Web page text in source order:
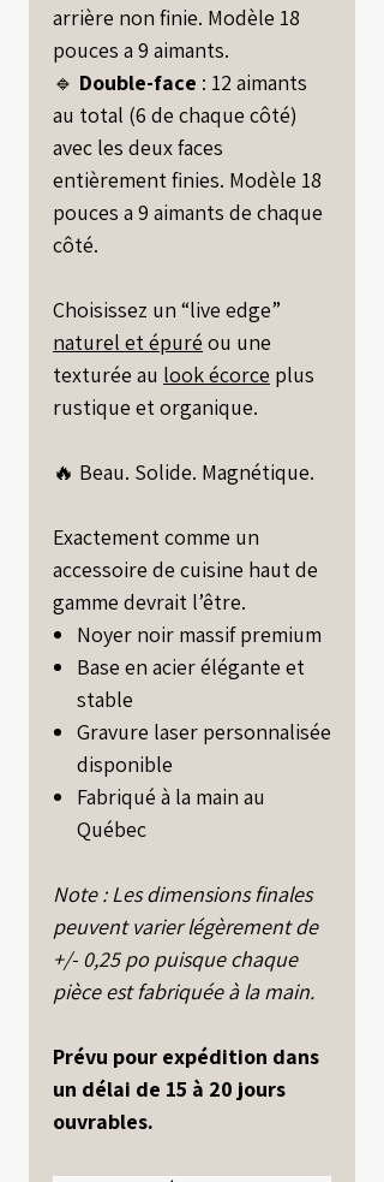
arrière non finie. Modèle 18
pouces a 9 aimants.
🔹 Double-face : 12 aimants
au total (6 de chaque côté)
avec les deux faces
entièrement finies. Modèle 18
pouces a 9 aimants de chaque
côté.
Choisissez un “live edge”
naturel et épuré ou une
texturée au look écorce plus
rustique et organique.
🔥 Beau. Solide. Magnétique.
Exactement comme un
accessoire de cuisine haut de
gamme devrait l’être.
Noyer noir massif premium
Base en acier élégante et
stable
Gravure laser personnalisée
disponible
Fabriqué à la main au
Québec
Note : Les dimensions finales
peuvent varier légèrement de
+/- 0,25 po puisque chaque
pièce est fabriquée à la main.
Prévu pour expédition dans
un délai de 15 à 20 jours
ouvrables.